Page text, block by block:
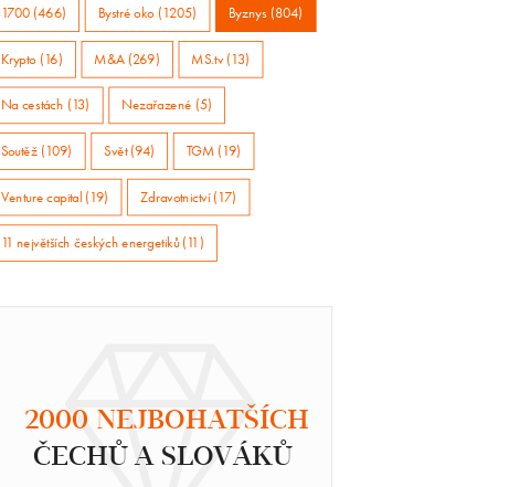
1700 (466) Bystré oko (1205) Byznys (804)
Krypto (16) M&A (269) MS.tv (13)
Na cestách (13) Nezařazené (5)
Soutěž (109) Svět (94) TGM (19)
Venture capital (19) Zdravotnictví (17)
11 největších českých energetiků (11)
2000 NEJBOHATŠÍCH
ČECHŮ A SLOVÁKŮ